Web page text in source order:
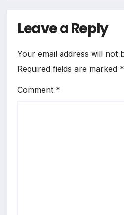
Leave a Reply
Your email address will not
Required fields are marked *
Comment *